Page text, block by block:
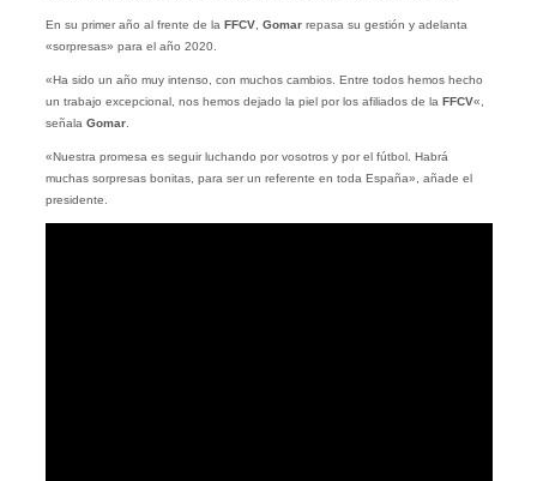
En su primer año al frente de la FFCV, Gomarrepasa su gestión y adelanta
«sorpresas» para el año 2020.
«Ha sido un año muy intenso, con muchos cambios. Entre todos hemos hecho
un trabajo excepcional, nos hemos dejado la piel por los afiliados de la FFCV«,
señala Gomar.
«Nuestra promesa es seguir luchando por vosotros y por el fútbol. Habrá
muchas sorpresas bonitas, para ser un referente en toda España», añade el
presidente.